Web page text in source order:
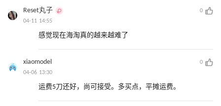
Reset丸子
0
04-11 14:55
感觉现在海淘真的越来越难了
xiaomodel
0
04-06 13:30
运费5刀还好，尚可接受。多买点，平摊运费。